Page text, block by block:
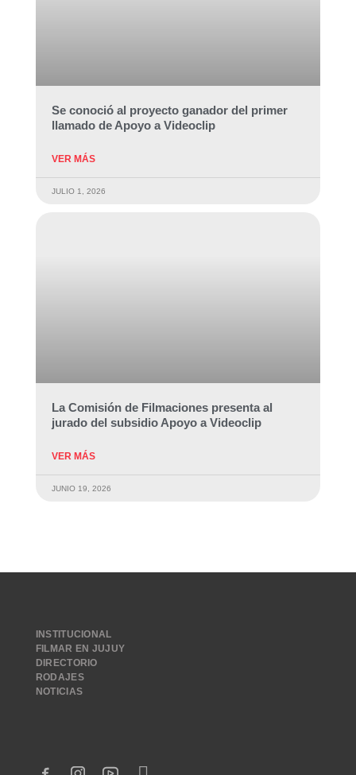
Se conoció al proyecto ganador del primer
llamado de Apoyo a Videoclip
VER MÁS
JULIO 1, 2026
La Comisión de Filmaciones presenta al
jurado del subsidio Apoyo a Videoclip
VER MÁS
JUNIO 19, 2026
INSTITUCIONAL
FILMAR EN JUJUY
DIRECTORIO
RODAJES
NOTICIAS